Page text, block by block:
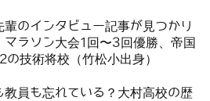
輩のインタビュー記事が見つかり
マラソン大会1回〜3回優勝、帝国
の技術将校（竹松小出身）
教員も忘れている？大村高校の歴